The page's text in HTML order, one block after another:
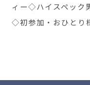
ィー◇ハイスペック
◇初参加・おひとり